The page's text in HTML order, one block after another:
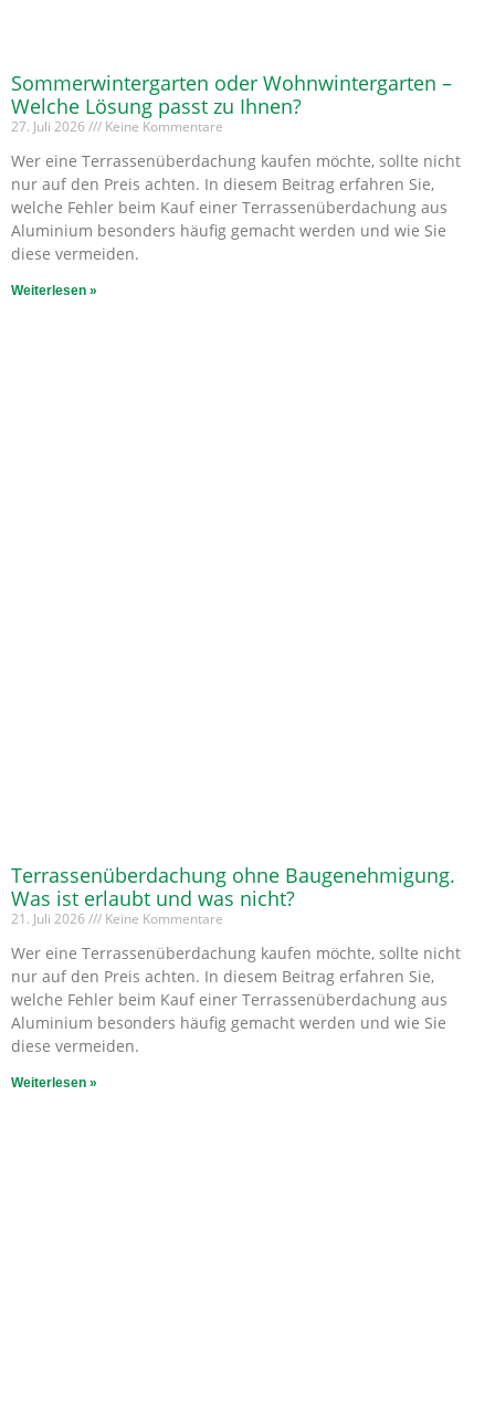
Sommerwintergarten oder Wohnwintergarten –
Welche Lösung passt zu Ihnen?
27. Juli 2026 Keine Kommentare
Wer eine Terrassenüberdachung kaufen möchte, sollte nicht
nur auf den Preis achten. In diesem Beitrag erfahren Sie,
welche Fehler beim Kauf einer Terrassenüberdachung aus
Aluminium besonders häufig gemacht werden und wie Sie
diese vermeiden.
Weiterlesen »
Terrassenüberdachung ohne Baugenehmigung.
Was ist erlaubt und was nicht?
21. Juli 2026 Keine Kommentare
Wer eine Terrassenüberdachung kaufen möchte, sollte nicht
nur auf den Preis achten. In diesem Beitrag erfahren Sie,
welche Fehler beim Kauf einer Terrassenüberdachung aus
Aluminium besonders häufig gemacht werden und wie Sie
diese vermeiden.
Weiterlesen »